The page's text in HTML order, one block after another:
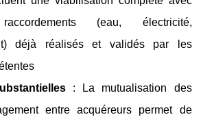
(eau, électricité,
déjà réalisés et validés par les
: La mutualisation des
entre acquéreurs permet de